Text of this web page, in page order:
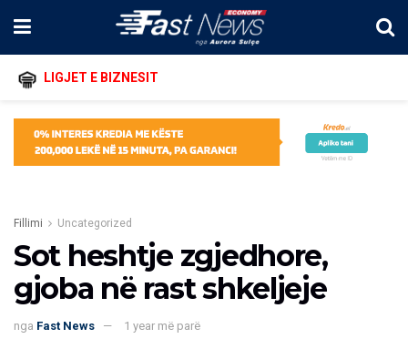
LIGJET E BIZNESIT
Fillimi Uncategorized
Sot heshtje zgjedhore,
gjoba në rast shkeljeje
nga Fast News 1 year më parë